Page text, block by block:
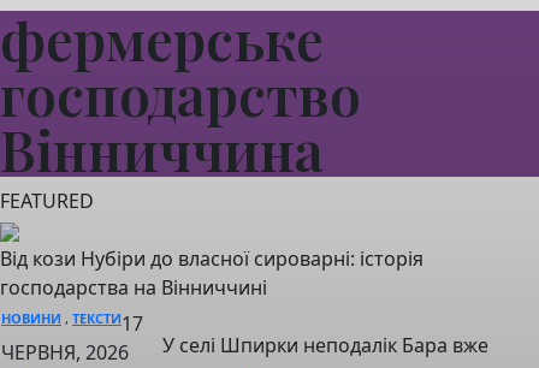
фермерське
господарство
Вінниччина
FEATURED
Від кози Нубіри до власної сироварні: історія
господарства на Вінниччині
НОВИНИ , ТЕКСТИ17
ЧЕРВНЯ, 2026
У селі Шпирки неподалік Бара вже